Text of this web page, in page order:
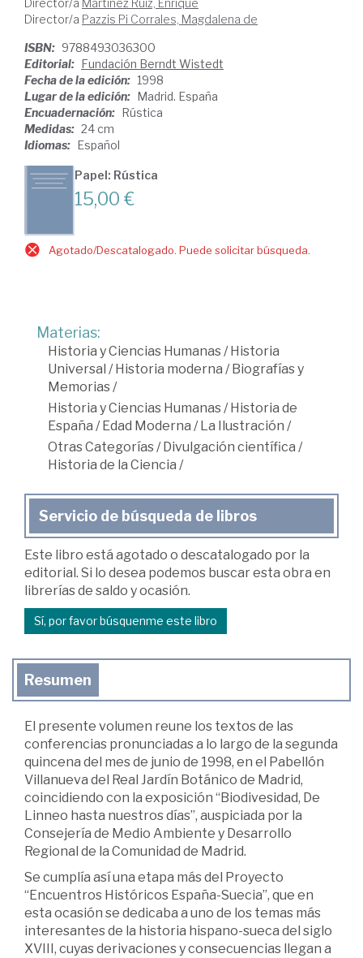
Director/a Pazzis Pi Corrales, Magdalena de
ISBN: 9788493036300
Editorial: Fundación Berndt Wistedt
Fecha de la edición: 1998
Lugar de la edición: Madrid. España
Encuadernación: Rústica
Medidas: 24 cm
Idiomas: Español
Papel: Rústica
15,00 €
Agotado/Descatalogado. Puede solicitar búsqueda.
Materias:
Historia y Ciencias Humanas/Historia
Universal /Historia moderna /Biografías y
Memorias/
Historia y Ciencias Humanas/Historia de
España /Edad Moderna /La Ilustración /
Otras Categorías/Divulgación científica /
Historia de la Ciencia /
Servicio de búsqueda de libros
Este libro está agotado o descatalogado por la
editorial. Si lo desea podemos buscar esta obra en
librerías de saldo y ocasión.
Sí, por favor búsquenme este libro
Resumen
El presente volumen reune los textos de las
conferencias pronunciadas a lo largo de la segunda
quincena del mes de junio de 1998, en el Pabellón
Villanueva del Real Jardín Botánico de Madrid,
coincidiendo con la exposición “Biodivesidad, De
Linneo hasta nuestros días”, auspiciada por la
Consejería de Medio Ambiente y Desarrollo
Regional de la Comunidad de Madrid.
Se cumplía así una etapa más del Proyecto
“Encuentros Históricos España-Suecia”, que en
esta ocasión se dedicaba a uno de los temas más
interesantes de la historia hispano-sueca del siglo
XVIII, cuyas derivaciones y consecuencias llegan a